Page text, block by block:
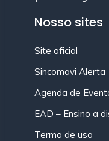
Nosso sites
Site oficial
Sincomavi Alerta
Agenda de
EAD – Ensino a
Termo de uso